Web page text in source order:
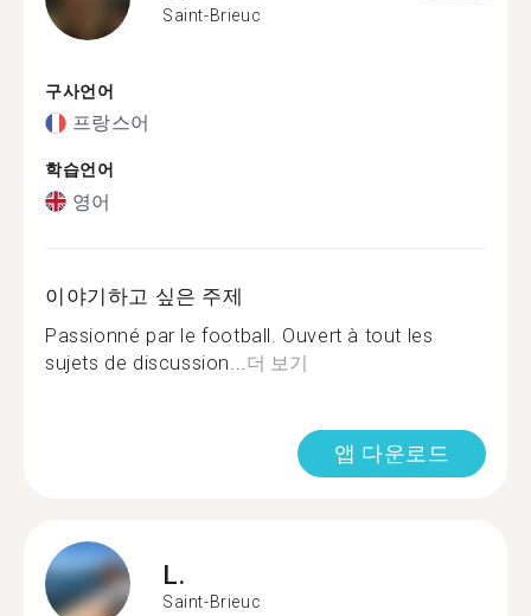
Saint-Brieuc
구사언어
프랑스어
학습언어
영어
이야기하고 싶은 주제
Passionné par le football. Ouvert à tout les
sujets de discussion... 더 보기
앱 다운로드
L.
Saint-Brieuc